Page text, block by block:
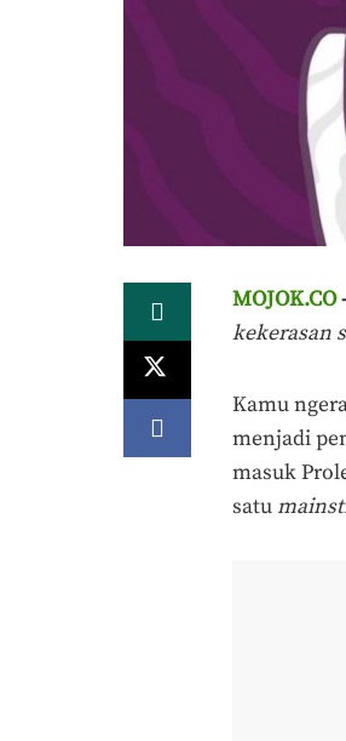
MOJOK.CO
kekerasan
Kamu
menjadi
masuk
satu